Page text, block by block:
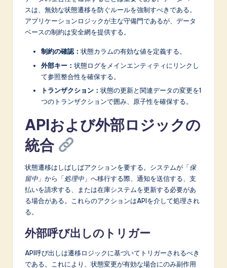
スは、無効な状態遷移を防ぐルールを強制すべきである。
アプリケーションロジックが主な守備門であるが、データ
ベースの制約は安全網を提供する。
制約の確認： 状態カラムの有効な値を定義する。
外部キー： 状態ログをメインエンティティにリンクし
て参照整合性を確保する。
トランザクション： 状態の更新と関連データの変更を1
つのトランザクションで囲み、原子性を確保する。
APIおよび外部ロジックの
統合
状態遷移はしばしばアクションを要する。システムが「保
留中 」から「処理中 」へ移行する際、通知を送信する、支
払いを請求する、または在庫システムを更新する必要があ
る場合がある。これらのアクションはAPIを介して処理され
る。
外部呼び出しのトリガー
API呼び出しは遷移ロジックに基づいてトリガーされるべき
である。これにより、状態変更が有効な場合にのみ副作用